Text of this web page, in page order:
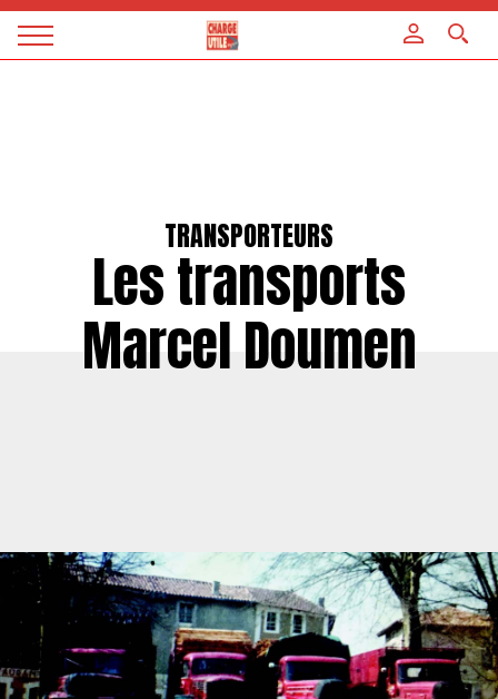
Magazine
TRANSPORTEURS
Les transports
Marcel Doumen
Panneau de gestion des cookies